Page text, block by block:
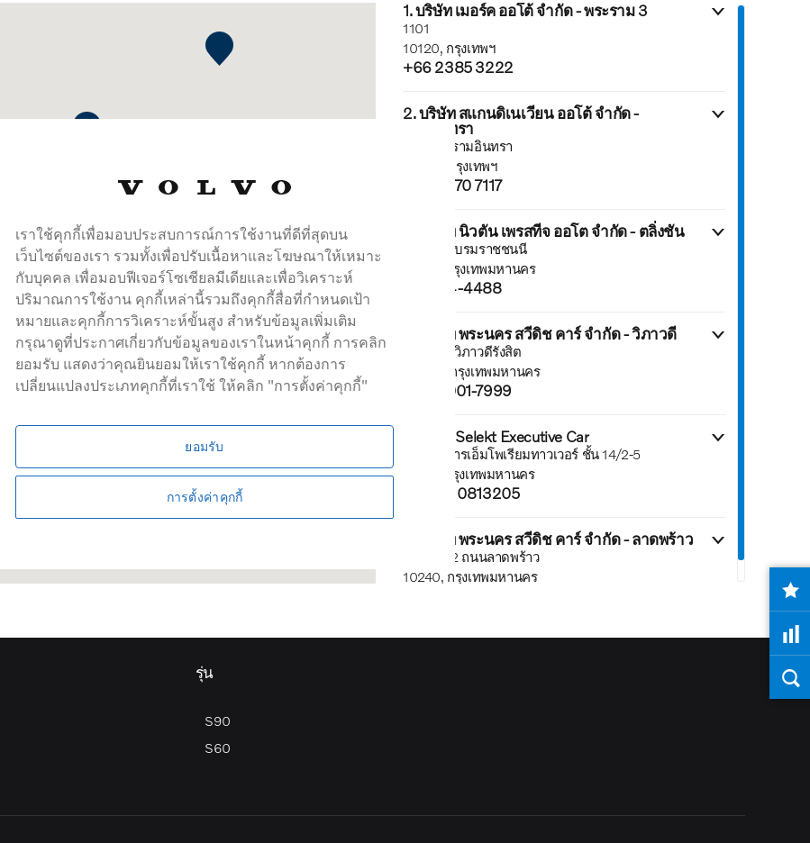
1. บริษัท เมอร์ค ออโต้ จำกัด - พระราม 3
1101
10120, กรุงเทพฯ
+66 2385 3222
2. บริษัท สแกนดิเนเวียน ออโต้ จำกัด -
รามอินทรา
181 ถนนรามอินทรา
10220, กรุงเทพฯ
+66 2970 7117
3. บริษัท นิวตัน เพรสทีจ ออโต จำกัด - ตลิ่งชัน
109 ถนนบรมราชชนนี
10170, กรุงเทพมหานคร
02-434-4488
4. บริษัท พระนคร สวีดิช คาร์ จำกัด - วิภาวดี
108 ถนนวิภาวดีรังสิต
10900, กรุงเทพมหานคร
+662-001-7999
5. Volvo Selekt Executive Car
622 อาคารเอ็มโพเรียมทาวเวอร์ ชั้น 14/2-5
10110, กรุงเทพมหานคร
+66 63 0813205
6. บริษัท พระนคร สวีดิช คาร์ จำกัด - ลาดพร้าว
2995/1-2 ถนนลาดพร้าว
10240, กรุงเทพมหานคร
รุ่น
S90
S60
เราใช้คุกกี้เพื่อมอบประสบการณ์การใช้งานที่ดีที่สุดบน
เว็บไซต์ของเรา รวมทั้งเพื่อปรับเนื้อหาและโฆษณาให้เหมาะ
กับบุคคล เพื่อมอบฟีเจอร์โซเชียลมีเดียและเพื่อวิเคราะห์
ปริมาณการใช้งาน คุกกี้เหล่านี้รวมถึงคุกกี้สื่อที่กำหนดเป้า
หมายและคุกกี้การวิเคราะห์ขั้นสูง สำหรับข้อมูลเพิ่มเติม
กรุณาดูที่ประกาศเกี่ยวกับข้อมูลของเราในหน้าคุกกี้ การคลิก
ยอมรับ แสดงว่าคุณยินยอมให้เราใช้คุกกี้ หากต้องการ
เปลี่ยนแปลงประเภทคุกกี้ที่เราใช้ ให้คลิก "การตั้งค่าคุกกี้"
ยอมรับ
การตั้งค่าคุกกี้